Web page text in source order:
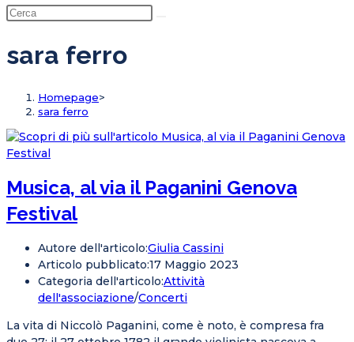
sara ferro
Homepage>
sara ferro
Musica, al via il Paganini Genova
Festival
Autore dell'articolo:Giulia Cassini
Articolo pubblicato:17 Maggio 2023
Categoria dell'articolo:Attività
dell'associazione/Concerti
La vita di Niccolò Paganini, come è noto, è compresa fra